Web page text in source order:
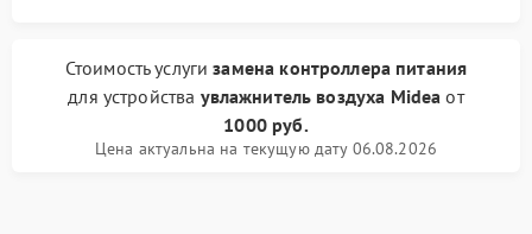
Стоимость услугизамена контроллера питания
для устройства увлажнитель воздуха Midea от
1000 руб.
Цена актуальна на текущую дату 06.08.2026